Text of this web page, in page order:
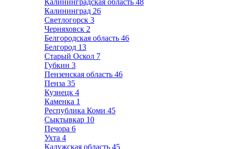
Калининградская область 48
Калининград 26
Светлогорск 3
Черняховск 2
Белгородская область 46
Белгород 13
Старый Оскол 7
Губкин 3
Пензенская область 46
Пенза 35
Кузнецк 4
Каменка 1
Республика Коми 45
Сыктывкар 10
Печора 6
Ухта 4
Калужская область 45